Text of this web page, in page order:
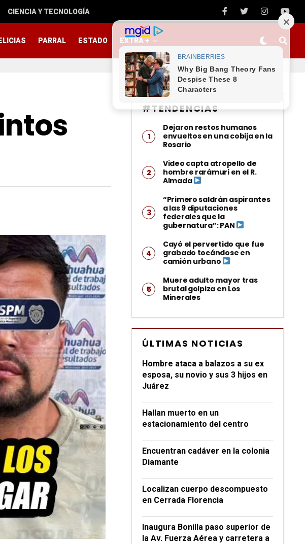
CIENCIA Y TECNOLOGÍA
PARRAL ESTADO EXTRA +
#TENDENCIAS
Dejaron restos humanos
envueltos en una cobija en la
Rosario
Video capta atropello de
hombre rarámuri en el R.
Almada
“Primero saldrán aspirantes
a las 9 diputaciones
federales que la
gubernatura”: PAN
Cayó el pervertido que fue
grabado tocándose en
camión urbano
Muere adulto mayor tras
brutal golpiza en Los
Minerales
ÚLTIMAS NOTICIAS
Hombre ataca a balazos a su ex
esposa, su novio y sus 3 hijos en
Juárez
Hallan muerto en un
estacionamiento del centro
Encuentran cadáver en la colonia
Diamante
Localizan cuerpo descompuesto
en Cerrada Florencia
Inaugura Bonilla paso superior de
la Av. Fuerza Aérea y carretera a